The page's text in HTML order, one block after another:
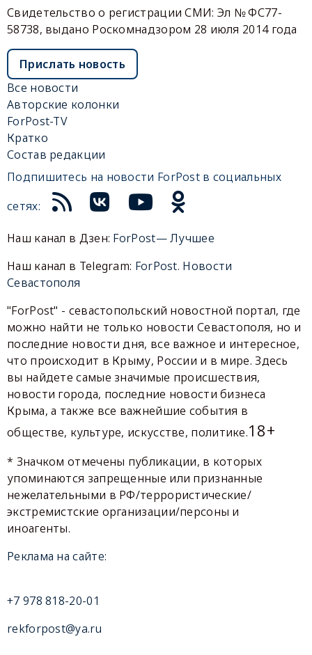
Свидетельство о регистрации СМИ: Эл № ФС77-
58738, выдано Роскомнадзором 28 июля 2014 года
Прислать новость
Все новости
Авторские колонки
ForPost-TV
Кратко
Состав редакции
Подпишитесь на новости ForPost в социальных
сетях:
Наш канал в Дзен: ForPost— Лучшее
Наш канал в Telegram: ForPost. Новости
Севастополя
"ForPost" - севастопольский новостной портал, где
можно найти не только новости Севастополя, но и
последние новости дня, все важное и интересное,
что происходит в Крыму, России и в мире. Здесь
вы найдете самые значимые происшествия,
новости города, последние новости бизнеса
Крыма, а также все важнейшие события в
обществе, культуре, искусстве, политике.18+
* Значком отмечены публикации, в которых
упоминаются запрещенные или признанные
нежелательными в РФ/террористические/
экстремистские организации/персоны и
иноагенты.
Реклама на сайте:
+7 978 818-20-01
rekforpost@ya.ru